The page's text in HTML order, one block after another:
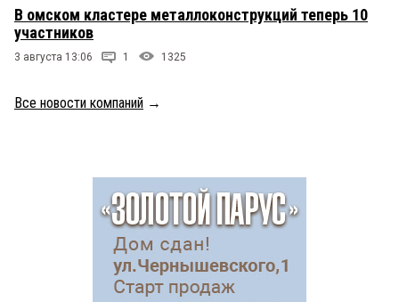
В омском кластере металлоконструкций теперь 10
участников
3 августа 13:06 1 1325
Все новости компаний →